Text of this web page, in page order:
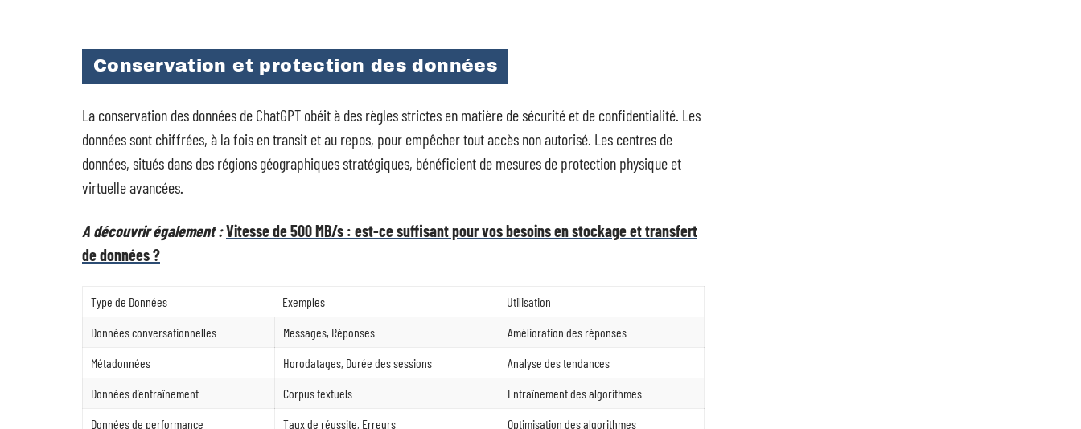
Conservation et protection des données
La conservation des données de ChatGPT obéit à des règles strictes en matière de sécurité et de confidentialité. Les
données sont chiffrées, à la fois en transit et au repos, pour empêcher tout accès non autorisé. Les centres de
données, situés dans des régions géographiques stratégiques, bénéficient de mesures de protection physique et
virtuelle avancées.
A découvrir également :Vitesse de 500 MB/s : est-ce suffisant pour vos besoins en stockage et transfert
de données ?
Type de Données Exemples
Utilisation
Données conversationnelles
Messages, Réponses
Amélioration des réponses
Métadonnées
Horodatages, Durée des sessions
Analyse des tendances
Données d’entraînement
Corpus textuels
Entraînement des algorithmes
Données de performance
Taux de réussite, Erreurs Optimisation des algorithmes